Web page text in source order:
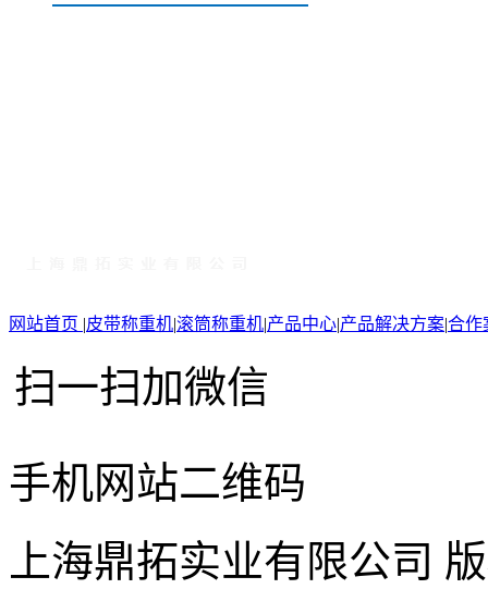
网站首页 |皮带称重机|滚筒称重机|产品中心|产品解决方案|合作
扫一扫加微信
手机网站二维码
上海鼎拓实业有限公司